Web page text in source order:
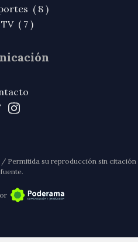
( 8 )
( 7 )
Permitida su reproducción sin citación